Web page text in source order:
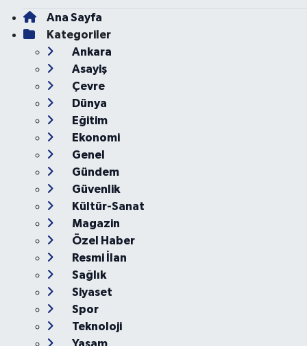
Ana Sayfa
Kategoriler
Ankara
Asayiş
Çevre
Dünya
Eğitim
Ekonomi
Genel
Gündem
Güvenlik
Kültür-Sanat
Magazin
Özel Haber
Resmi İlan
Sağlık